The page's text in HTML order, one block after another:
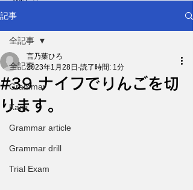
記事
全記事
Grammar
Kanji
Grammar article
Grammar drill
Trial Exam
全記事
#39 ナイフでりんごを切
ります。
言乃葉ひろ
2023年1月28日 読了時間: 1分